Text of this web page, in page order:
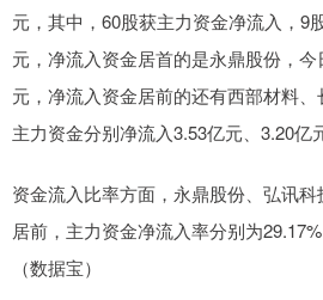
元，其中，60股获主力资金净流入，9
元，净流入资金居首的是永鼎股份，
元，净流入资金居前的还有西部材料、
主力资金分别净流入3.53亿元、3.20亿
资金流入比率方面，永鼎股份、弘讯
居前，主力资金净流入率分别为29.17%
（数据宝）